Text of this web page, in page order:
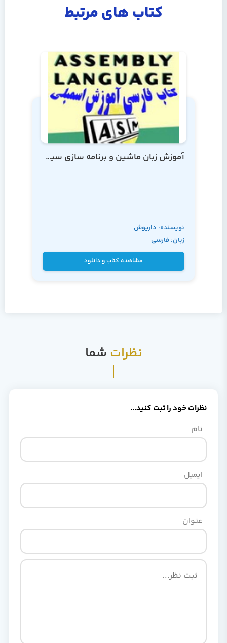
کتاب های مرتبط
آموزش زبان ماشین و برنامه سازی سیستم
نویسنده: داریوش
نیک مهر
زبان: فارسی
مشاهده کتاب و دانلود
نظرات شما
نظرات خود را ثبت کنید...
نام
ایمیل
عنوان